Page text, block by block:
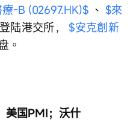
-B (02697.HK)$ 、 $來
陆港交所， $安克創新
。
美国PMI；沃什